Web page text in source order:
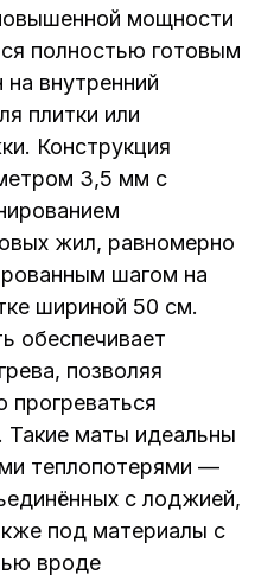
мощности
полностью готовым
на внутренний
плитки или
Конструкция
3,5 мм с
жил, равномерно
шагом на
шириной 50 см.
обеспечивает
позволяя
прогреваться
Такие маты идеальны
теплопотерями —
с лоджией,
под материалы с
вроде